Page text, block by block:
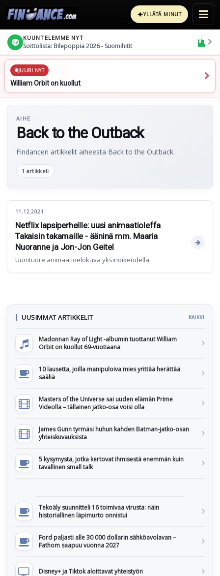
✦YLLÄTÄ MINUT
KUUNTELEMME NYT
Soittolista: Bilepoppia 2026 - Suomihitit
JUURI NYT
William Orbit on kuollut
AIHE
Back to the Outback
Findancen artikkelit aiheesta Back to the Outback.
1 artikkeli
11.12.2021
Netflix lapsiperheille: uusi animaatioleffa
Takaisin takamaille - ääninä mm. Maaria
Nuoranne ja Jon-Jon Geitel
Uunituore animaatioelokuva yksinoikeudella.
UUSIMMAT ARTIKKELIT KAIKKI
Madonnan Ray of Light -albumin tuottanut William
Orbit on kuollut 69-vuotiaana
10 lausetta, joilla manipuloiva mies yrittää herättää
sääliä
Masters of the Universe sai uuden elämän Prime
Videolla – tällainen jatko-osa voisi olla
James Gunn tyrmäsi huhun kahden Batman-jatko-osan
yhteiskuvauksista
5 kysymystä, jotka kertovat ihmisestä enemmän kuin
tavallinen small talk
Tekoäly suunnitteli 16 toimivaa virusta: näin
historiallinen läpimurto onnistui
Ford paljasti alle 30 000 dollarin sähköavolavan –
Fathom saapuu vuonna 2027
Disney+ ja Tiktok aloittavat yhteistyön